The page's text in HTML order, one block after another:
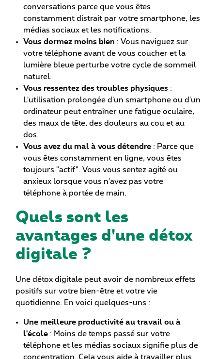
conversations parce que vous êtes
constamment distrait par votre smartphone, les
médias sociaux et les notifications.
Vous dormez moins bien : Vous naviguez sur
votre téléphone avant de vous coucher et la
lumière bleue perturbe votre cycle de sommeil
naturel.
Vous ressentez des troubles physiques :
L'utilisation prolongée d'un smartphone ou d'un
ordinateur peut entraîner une fatigue oculaire,
des maux de tête, des douleurs au cou et au
dos.
Vous avez du mal à vous détendre : Parce que
vous êtes constamment en ligne, vous êtes
toujours "actif". Vous vous sentez agité ou
anxieux lorsque vous n'avez pas votre
téléphone à portée de main.
Quels sont les
avantages d'une détox
digitale ?
Une détox digitale peut avoir de nombreux effets
positifs sur votre bien-être et votre vie
quotidienne. En voici quelques-uns :
Une meilleure productivité au travail ou à
l'école : Moins de temps passé sur votre
téléphone et les médias sociaux signifie plus de
concentration. Cela vous aide à travailler plus